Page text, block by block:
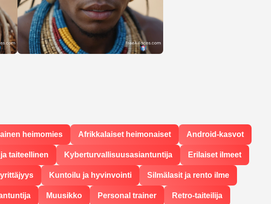
heimomies Afrikkalaiset heimonaiset Android-kasvot
taiteellinen Kyberturvallisuusasiantuntija Erilaiset ilmeet
Kuntoilu ja hyvinvointi Silmälasit ja rento ilme
Muusikko Personal trainer Retro-taiteilija